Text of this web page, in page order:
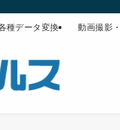
種データ変換 動画撮影